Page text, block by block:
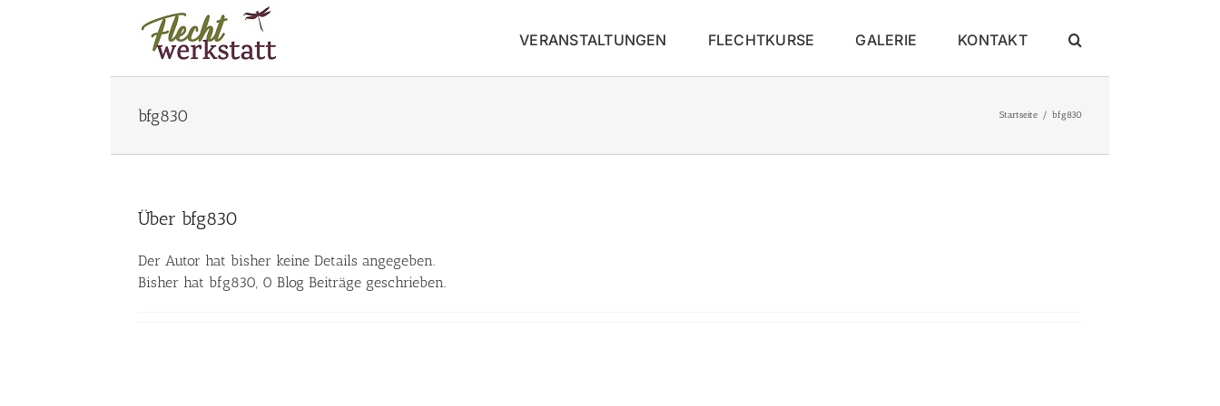
VERANSTALTUNGEN FLECHTKURSE GALERIE KONTAKT
bfg830 Startseite bfg830
Über bfg830
Der Autor hat bisher keine Details angegeben.
Bisher hat bfg830, 0 Blog Beiträge geschrieben.